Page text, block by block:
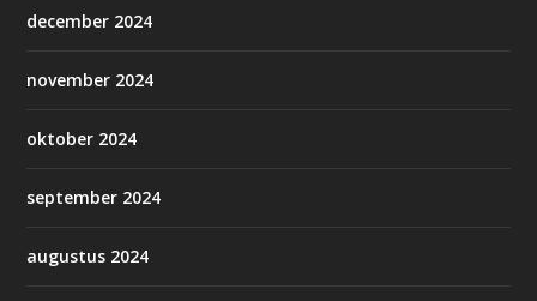
december 2024
november 2024
oktober 2024
september 2024
augustus 2024